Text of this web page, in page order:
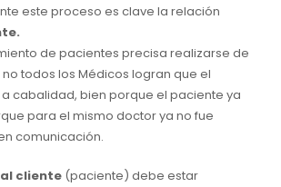
este proceso es clave la relación
de pacientes precisa realizarse de
todos los Médicos logran que el
cabalidad, bien porque el paciente ya
para el mismo doctor ya no fue
comunicación.
cliente(paciente) debe estar